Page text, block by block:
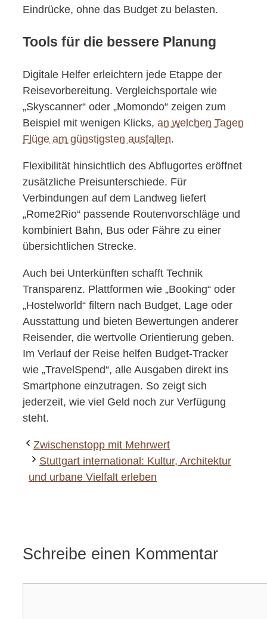
Eindrücke, ohne das Budget zu belasten.
Tools für die bessere Planung
Digitale Helfer erleichtern jede Etappe der
Reisevorbereitung. Vergleichsportale wie
„Skyscanner“ oder „Momondo“ zeigen zum
Beispiel mit wenigen Klicks, an welchen Tagen
Flüge am günstigsten ausfallen.
Flexibilität hinsichtlich des Abflugortes eröffnet
zusätzliche Preisunterschiede. Für
Verbindungen auf dem Landweg liefert
„Rome2Rio“ passende Routenvorschläge und
kombiniert Bahn, Bus oder Fähre zu einer
übersichtlichen Strecke.
Auch bei Unterkünften schafft Technik
Transparenz. Plattformen wie „Booking“ oder
„Hostelworld“ filtern nach Budget, Lage oder
Ausstattung und bieten Bewertungen anderer
Reisender, die wertvolle Orientierung geben.
Im Verlauf der Reise helfen Budget-Tracker
wie „TravelSpend“, alle Ausgaben direkt ins
Smartphone einzutragen. So zeigt sich
jederzeit, wie viel Geld noch zur Verfügung
steht.
Zwischenstopp mit Mehrwert
Stuttgart international: Kultur, Architektur
und urbane Vielfalt erleben
Schreibe einen Kommentar